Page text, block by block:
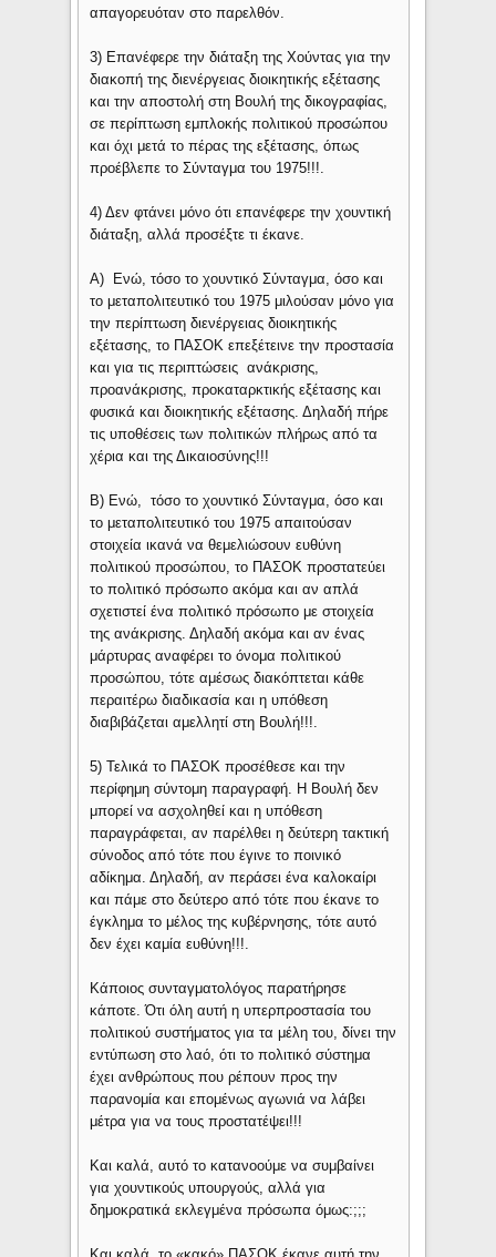
απαγορευόταν στο παρελθόν.
3) Επανέφερε την διάταξη της Χούντας για την
διακοπή της διενέργειας διοικητικής εξέτασης
και την αποστολή στη Βουλή της δικογραφίας,
σε περίπτωση εμπλοκής πολιτικού προσώπου
και όχι μετά το πέρας της εξέτασης, όπως
προέβλεπε το Σύνταγμα του 1975!!!.
4) Δεν φτάνει μόνο ότι επανέφερε την χουντική
διάταξη, αλλά προσέξτε τι έκανε.
Α) Ενώ, τόσο το χουντικό Σύνταγμα, όσο και
το μεταπολιτευτικό του 1975 μιλούσαν μόνο για
την περίπτωση διενέργειας διοικητικής
εξέτασης, το ΠΑΣΟΚ επεξέτεινε την προστασία
και για τις περιπτώσεις ανάκρισης,
προανάκρισης, προκαταρκτικής εξέτασης και
φυσικά και διοικητικής εξέτασης. Δηλαδή πήρε
τις υποθέσεις των πολιτικών πλήρως από τα
χέρια και της Δικαιοσύνης!!!
Β) Ενώ, τόσο το χουντικό Σύνταγμα, όσο και
το μεταπολιτευτικό του 1975 απαιτούσαν
στοιχεία ικανά να θεμελιώσουν ευθύνη
πολιτικού προσώπου, το ΠΑΣΟΚ προστατεύει
το πολιτικό πρόσωπο ακόμα και αν απλά
σχετιστεί ένα πολιτικό πρόσωπο με στοιχεία
της ανάκρισης. Δηλαδή ακόμα και αν ένας
μάρτυρας αναφέρει το όνομα πολιτικού
προσώπου, τότε αμέσως διακόπτεται κάθε
περαιτέρω διαδικασία και η υπόθεση
διαβιβάζεται αμελλητί στη Βουλή!!!.
5) Τελικά το ΠΑΣΟΚ προσέθεσε και την
περίφημη σύντομη παραγραφή. Η Βουλή δεν
μπορεί να ασχοληθεί και η υπόθεση
παραγράφεται, αν παρέλθει η δεύτερη τακτική
σύνοδος από τότε που έγινε το ποινικό
αδίκημα. Δηλαδή, αν περάσει ένα καλοκαίρι
και πάμε στο δεύτερο από τότε που έκανε το
έγκλημα το μέλος της κυβέρνησης, τότε αυτό
δεν έχει καμία ευθύνη!!!.
Κάποιος συνταγματολόγος παρατήρησε
κάποτε. Ότι όλη αυτή η υπερπροστασία του
πολιτικού συστήματος για τα μέλη του, δίνει την
εντύπωση στο λαό, ότι το πολιτικό σύστημα
έχει ανθρώπους που ρέπουν προς την
παρανομία και επομένως αγωνιά να λάβει
μέτρα για να τους προστατέψει!!!
Και καλά, αυτό το κατανοούμε να συμβαίνει
για χουντικούς υπουργούς, αλλά για
δημοκρατικά εκλεγμένα πρόσωπα όμως:;;;